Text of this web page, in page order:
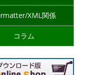
XML関係
コラム